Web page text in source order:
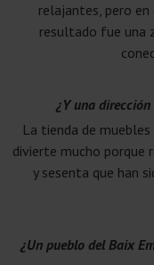
relajantes, pero
resultado fue una
¿Y una
La tienda de
divierte mucho porque
y sesenta que han
¿Un pueblo del Baix